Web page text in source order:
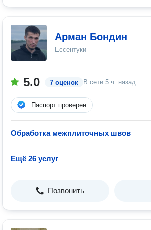
Арман Бондин
Ессентуки
5.0 7 оценок В сети 5 ч. назад
Паспорт проверен
Обработка межплиточных швов
Ещё 26 услуг
Позвонить